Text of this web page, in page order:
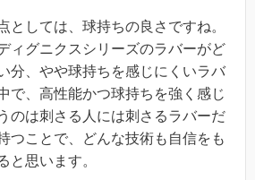
しては、球持ちの良さですね。
ィグニクスシリーズのラバーがど
分、やや球持ちを感じにくいラバ
で、高性能かつ球持ちを強く感じ
のは刺さる人には刺さるラバーだ
つことで、どんな技術も自信をも
と思います。